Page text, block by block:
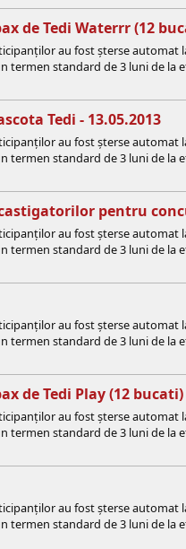
de Tedi Waterrr (12
au fost șterse
termen standard de 3 luni de
Tedi - 13.05.2013
au fost șterse
termen standard de 3 luni de
pentru
au fost șterse
termen standard de 3 luni de
au fost șterse
termen standard de 3 luni de
de Tedi Play (12
au fost șterse
termen standard de 3 luni de
au fost șterse
termen standard de 3 luni de